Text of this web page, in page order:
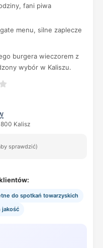
fani piwa
menu, silne zaplecze
burgera wieczorem z
wybór w Kaliszu.
Kalisz
sprawdzić)
do spotkań towarzyskich
jakość